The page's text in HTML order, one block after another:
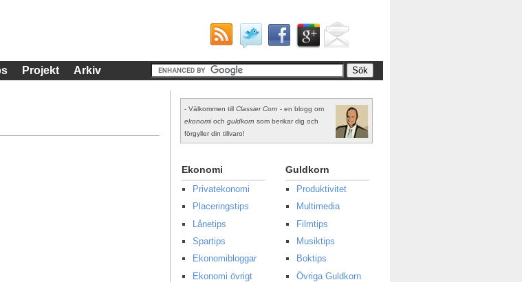
Projekt Arkiv
- Välkommen till Classier Corn - en blogg om
ekonomioch guldkorn som berikar dig och
förgyller din tillvaro!
Ekonomi
Privatekonomi
Placeringstips
Lånetips
Spartips
Ekonomibloggar
Ekonomi övrigt
Guldkorn
Produktivitet
Multimedia
Filmtips
Musiktips
Boktips
Övriga Guldkorn